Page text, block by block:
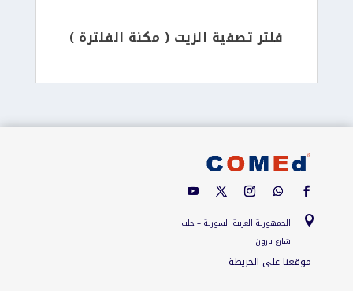
فلتر تصفية الزيت ( مكنة الفلترة )

الجمهورية العربية السورية – حلب
شارع بارون
موقعنا على الخريطة